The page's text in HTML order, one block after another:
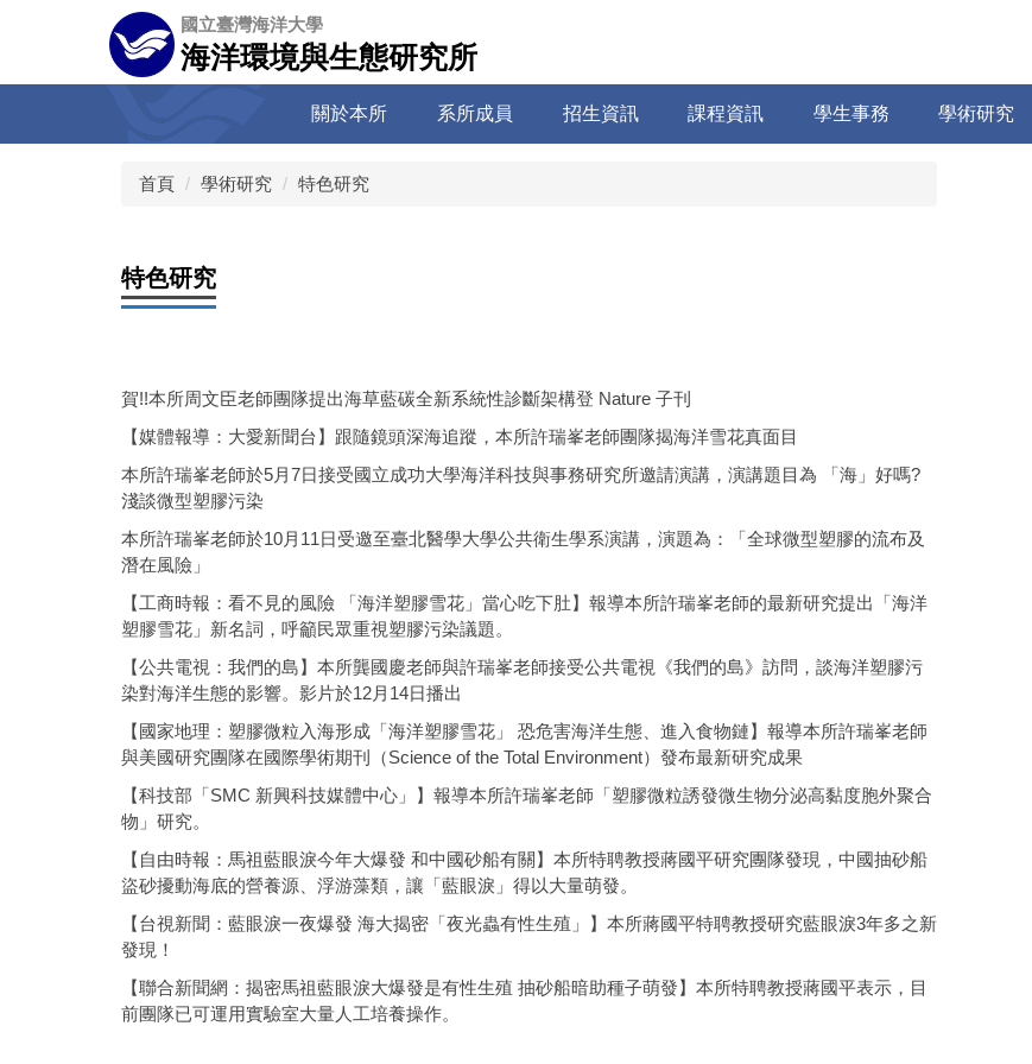
容
國立臺灣海洋大學
海洋環境與生態研究所
關於本所 系所成員 招生資訊 課程資訊 學生事務 學術研究
首頁 學術研究 特色研究
特色研究
賀!!本所周文臣老師團隊提出海草藍碳全新系統性診斷架構登 Nature 子刊
【媒體報導：大愛新聞台】跟隨鏡頭深海追蹤，本所許瑞峯老師團隊揭海洋雪花真面目
本所許瑞峯老師於5月7日接受國立成功大學海洋科技與事務研究所邀請演講，演講題目為 「海」好嗎?
淺談微型塑膠污染
本所許瑞峯老師於10月11日受邀至臺北醫學大學公共衛生學系演講，演題為：「全球微型塑膠的流布及
潛在風險」
【工商時報：看不見的風險 「海洋塑膠雪花」當心吃下肚】報導本所許瑞峯老師的最新研究提出「海洋
塑膠雪花」新名詞，呼籲民眾重視塑膠污染議題。
【公共電視：我們的島】本所龔國慶老師與許瑞峯老師接受公共電視《我們的島》訪問，談海洋塑膠污
染對海洋生態的影響。影片於12月14日播出
【國家地理：塑膠微粒入海形成「海洋塑膠雪花」 恐危害海洋生態、進入食物鏈】報導本所許瑞峯老師
與美國研究團隊在國際學術期刊（Science of the Total Environment）發布最新研究成果
【科技部「SMC 新興科技媒體中心」】報導本所許瑞峯老師「塑膠微粒誘發微生物分泌高黏度胞外聚合
物」研究。
【自由時報：馬祖藍眼淚今年大爆發 和中國砂船有關】本所特聘教授蔣國平研究團隊發現，中國抽砂船
盜砂擾動海底的營養源、浮游藻類，讓「藍眼淚」得以大量萌發。
【台視新聞：藍眼淚一夜爆發 海大揭密「夜光蟲有性生殖」】本所蔣國平特聘教授研究藍眼淚3年多之新
發現！
【聯合新聞網：揭密馬祖藍眼淚大爆發是有性生殖 抽砂船暗助種子萌發】本所特聘教授蔣國平表示，目
前團隊已可運用實驗室大量人工培養操作。